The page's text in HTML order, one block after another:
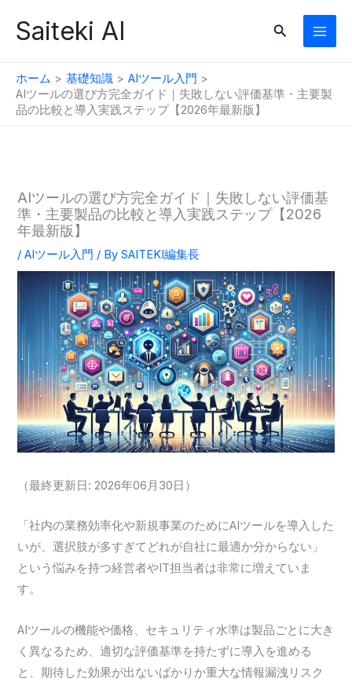
Saiteki AI
検
ホーム 基礎知識
AIツール入門
AIツールの選び方完全ガイド｜失敗しない評価基準・主要製
品の比較と導入実践ステップ【2026年最新版】
AIツールの選び方完全ガイド｜失敗しない評価基
準・主要製品の比較と導入実践ステップ【2026
年最新版】
/AIツール入門 / BySAITEKI編集長
（最終更新日: 2026年06月30日）
「社内の業務効率化や新規事業のためにAIツールを導入した
いが、選択肢が多すぎてどれが自社に最適か分からない」
という悩みを持つ経営者やIT担当者は非常に増えていま
す。
AIツールの機能や価格、セキュリティ水準は製品ごとに大き
く異なるため、適切な評価基準を持たずに導入を進める
と、期待した効果が出ないばかりか重大な情報漏洩リスク